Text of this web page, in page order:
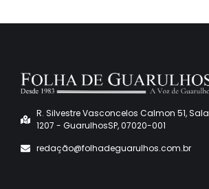
R. Silvestre Vasconcelos Calmon 51, Sala
1207 - GuarulhosSP, 07020-001
redação@folhadeguarulhos.com.br